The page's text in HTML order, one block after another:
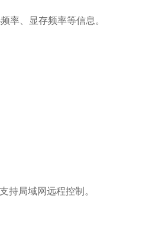
率、显存频率等信息。
持局域网远程控制。